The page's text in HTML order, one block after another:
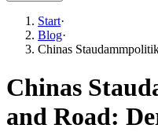
Start·
Blog·
Chinas
Chinas
and Road: